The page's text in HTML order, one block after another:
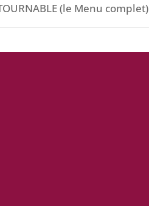
(le Menu complet)